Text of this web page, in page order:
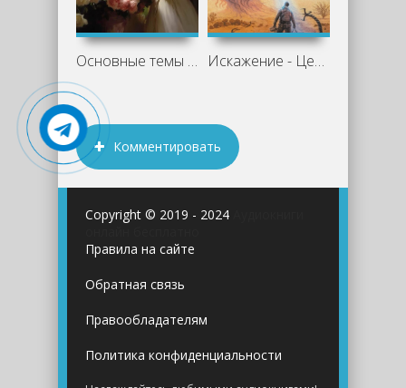
Основные темы и персонажи «Недоросля» Искажение - Цезарий Збешховский
Комментировать
Copyright © 2019 - 2024
Правила на сайте
Обратная связь
Правообладателям
Политика конфиденциальности